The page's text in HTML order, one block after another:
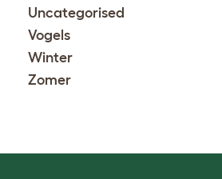
Uncategorised
Vogels
Winter
Zomer